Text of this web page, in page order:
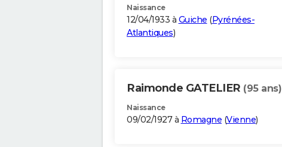
Naissance
12/04/1933 à Guiche (Pyrénées-
Atlantiques)
Raimonde GATELIER (95 ans)
Naissance
09/02/1927 à Romagne (Vienne)